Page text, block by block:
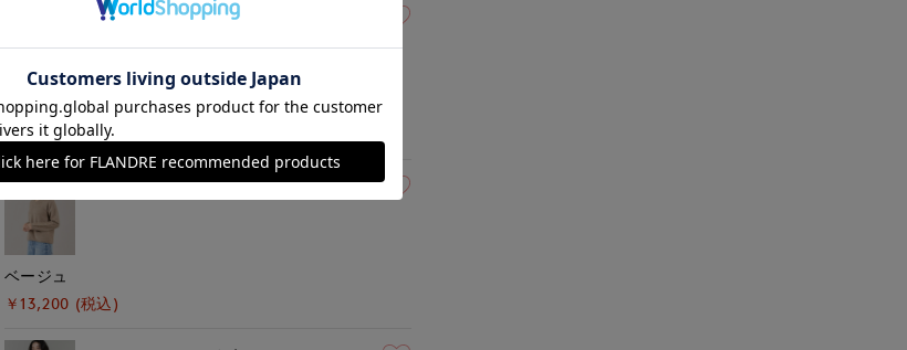
グレーベージュ
￥13,200 (税込)
09(9号) 在庫なし
ベージュ
￥13,200 (税込)
09(9号) 在庫あり